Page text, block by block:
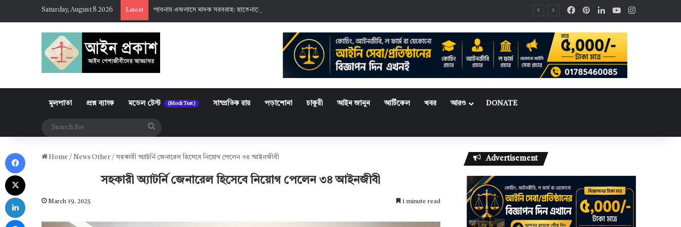
Saturday, August 8 2026 Latest পাবনায় এজলাসে মাদক সরবরাহ: হাতেনাতে আটক ২ আসামির কারাদণ্ড Facebook
PinterestLinkedInYouTubeInstagram
মূলপাতা প্রশ্ন ব্যাংক মডেল টেস্ট (Mock Test) সাম্প্রতিক রায় পড়াশোনা চাকুরী আইন জানুন আর্টিকেল খবর আরও DONATE
Home / News Other / সহকারী অ্যাটর্নি জেনারেল হিসেবে নিয়োগ পেলেন ৩৪ আইনজীবী
সহকারী অ্যাটর্নি জেনারেল হিসেবে নিয়োগ পেলেন ৩৪ আইনজীবী
March 19, 2025 1 minute read
Advertisement
Facebook
LinkedIn